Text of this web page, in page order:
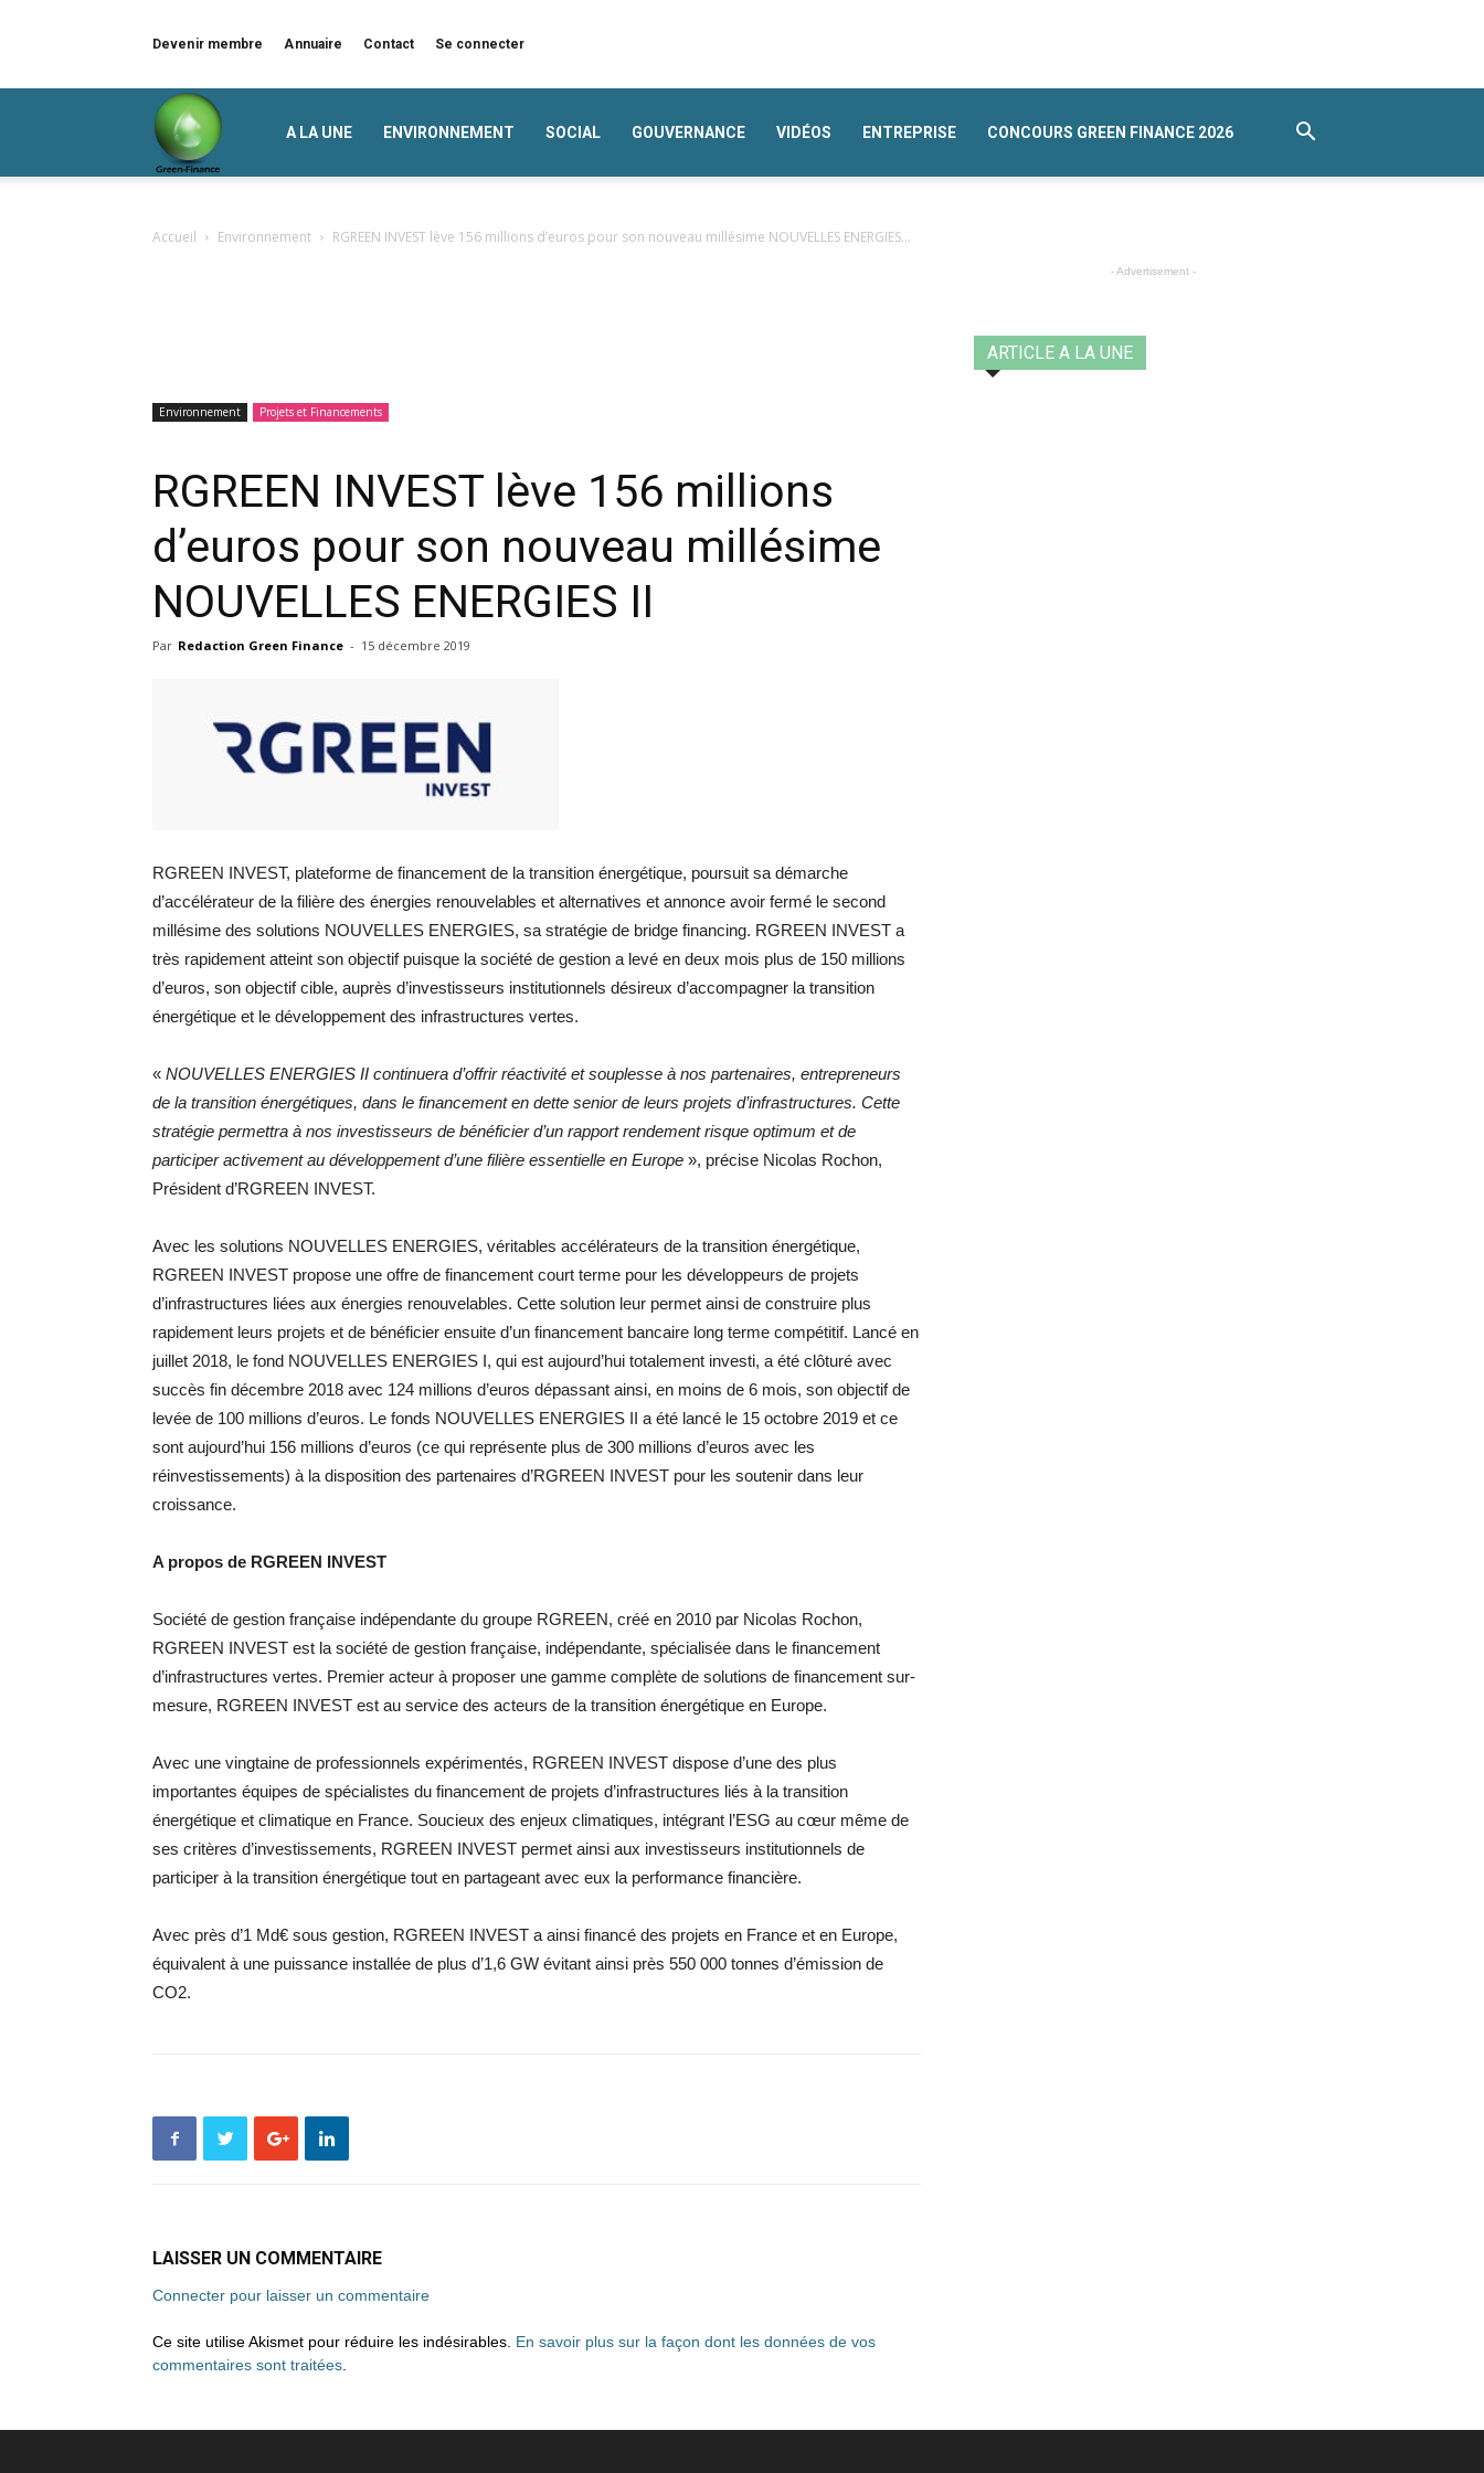
Devenir membre Annuaire Contact Se connecter
A LA UNE ENVIRONNEMENT SOCIAL GOUVERNANCE VIDÉOS ENTREPRISE CONCOURS GREEN FINANCE 2026
Accueil Environnement RGREEN INVEST lève 156 millions d’euros pour son nouveau millésime NOUVELLES ENERGIES...
Environnement Projets et Financements
RGREEN INVEST lève 156 millions
d’euros pour son nouveau millésime
NOUVELLES ENERGIES II
Par Redaction Green Finance - 15 décembre 2019
RGREEN INVEST, plateforme de financement de la transition énergétique, poursuit sa démarche
d’accélérateur de la filière des énergies renouvelables et alternatives et annonce avoir fermé le second
millésime des solutions NOUVELLES ENERGIES, sa stratégie de bridge financing. RGREEN INVEST a
très rapidement atteint son objectif puisque la société de gestion a levé en deux mois plus de 150 millions
d’euros, son objectif cible, auprès d’investisseurs institutionnels désireux d’accompagner la transition
énergétique et le développement des infrastructures vertes.
« NOUVELLES ENERGIES II continuera d’offrir réactivité et souplesse à nos partenaires, entrepreneurs
de la transition énergétiques, dans le financement en dette senior de leurs projets d’infrastructures. Cette
stratégie permettra à nos investisseurs de bénéficier d’un rapport rendement risque optimum et de
participer activement au développement d’une filière essentielle en Europe », précise Nicolas Rochon,
Président d’RGREEN INVEST.
Avec les solutions NOUVELLES ENERGIES, véritables accélérateurs de la transition énergétique,
RGREEN INVEST propose une offre de financement court terme pour les développeurs de projets
d’infrastructures liées aux énergies renouvelables. Cette solution leur permet ainsi de construire plus
rapidement leurs projets et de bénéficier ensuite d’un financement bancaire long terme compétitif. Lancé en
juillet 2018, le fond NOUVELLES ENERGIES I, qui est aujourd’hui totalement investi, a été clôturé avec
succès fin décembre 2018 avec 124 millions d’euros dépassant ainsi, en moins de 6 mois, son objectif de
levée de 100 millions d’euros. Le fonds NOUVELLES ENERGIES II a été lancé le 15 octobre 2019 et ce
sont aujourd’hui 156 millions d’euros (ce qui représente plus de 300 millions d’euros avec les
réinvestissements) à la disposition des partenaires d’RGREEN INVEST pour les soutenir dans leur
croissance.
A propos de RGREEN INVEST
Société de gestion française indépendante du groupe RGREEN, créé en 2010 par Nicolas Rochon,
RGREEN INVEST est la société de gestion française, indépendante, spécialisée dans le financement
d’infrastructures vertes. Premier acteur à proposer une gamme complète de solutions de financement sur-
mesure, RGREEN INVEST est au service des acteurs de la transition énergétique en Europe.
Avec une vingtaine de professionnels expérimentés, RGREEN INVEST dispose d’une des plus
importantes équipes de spécialistes du financement de projets d’infrastructures liés à la transition
énergétique et climatique en France. Soucieux des enjeux climatiques, intégrant l’ESG au cœur même de
ses critères d’investissements, RGREEN INVEST permet ainsi aux investisseurs institutionnels de
participer à la transition énergétique tout en partageant avec eux la performance financière.
Avec près d’1 Md€ sous gestion, RGREEN INVEST a ainsi financé des projets en France et en Europe,
équivalent à une puissance installée de plus d’1,6 GW évitant ainsi près 550 000 tonnes d’émission de
CO2.
LAISSER UN COMMENTAIRE
Connecter pour laisser un commentaire
Ce site utilise Akismet pour réduire les indésirables. En savoir plus sur la façon dont les données de vos
commentaires sont traitées
- Advertisement -
ARTICLE A LA UNE